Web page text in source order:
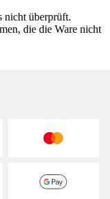
nicht überprüft.
die die Ware nicht